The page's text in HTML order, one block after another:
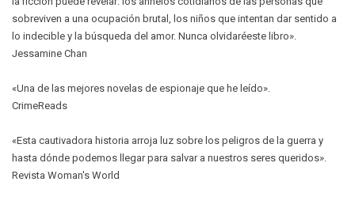
sobreviven a una ocupación brutal, los niños que intentan dar sentido a
lo indecible y la búsqueda del amor. Nunca olvidaréeste libro».
Jessamine Chan
«Una de las mejores novelas de espionaje que he leído».
CrimeReads
«Esta cautivadora historia arroja luz sobre los peligros de la guerra y
hasta dónde podemos llegar para salvar a nuestros seres queridos».
Revista Woman's World